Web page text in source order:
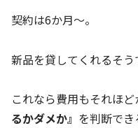
契約は6か月～。
新品を貸してくれるそう
これなら費用もそれほ
るかダメか』 を判断でき